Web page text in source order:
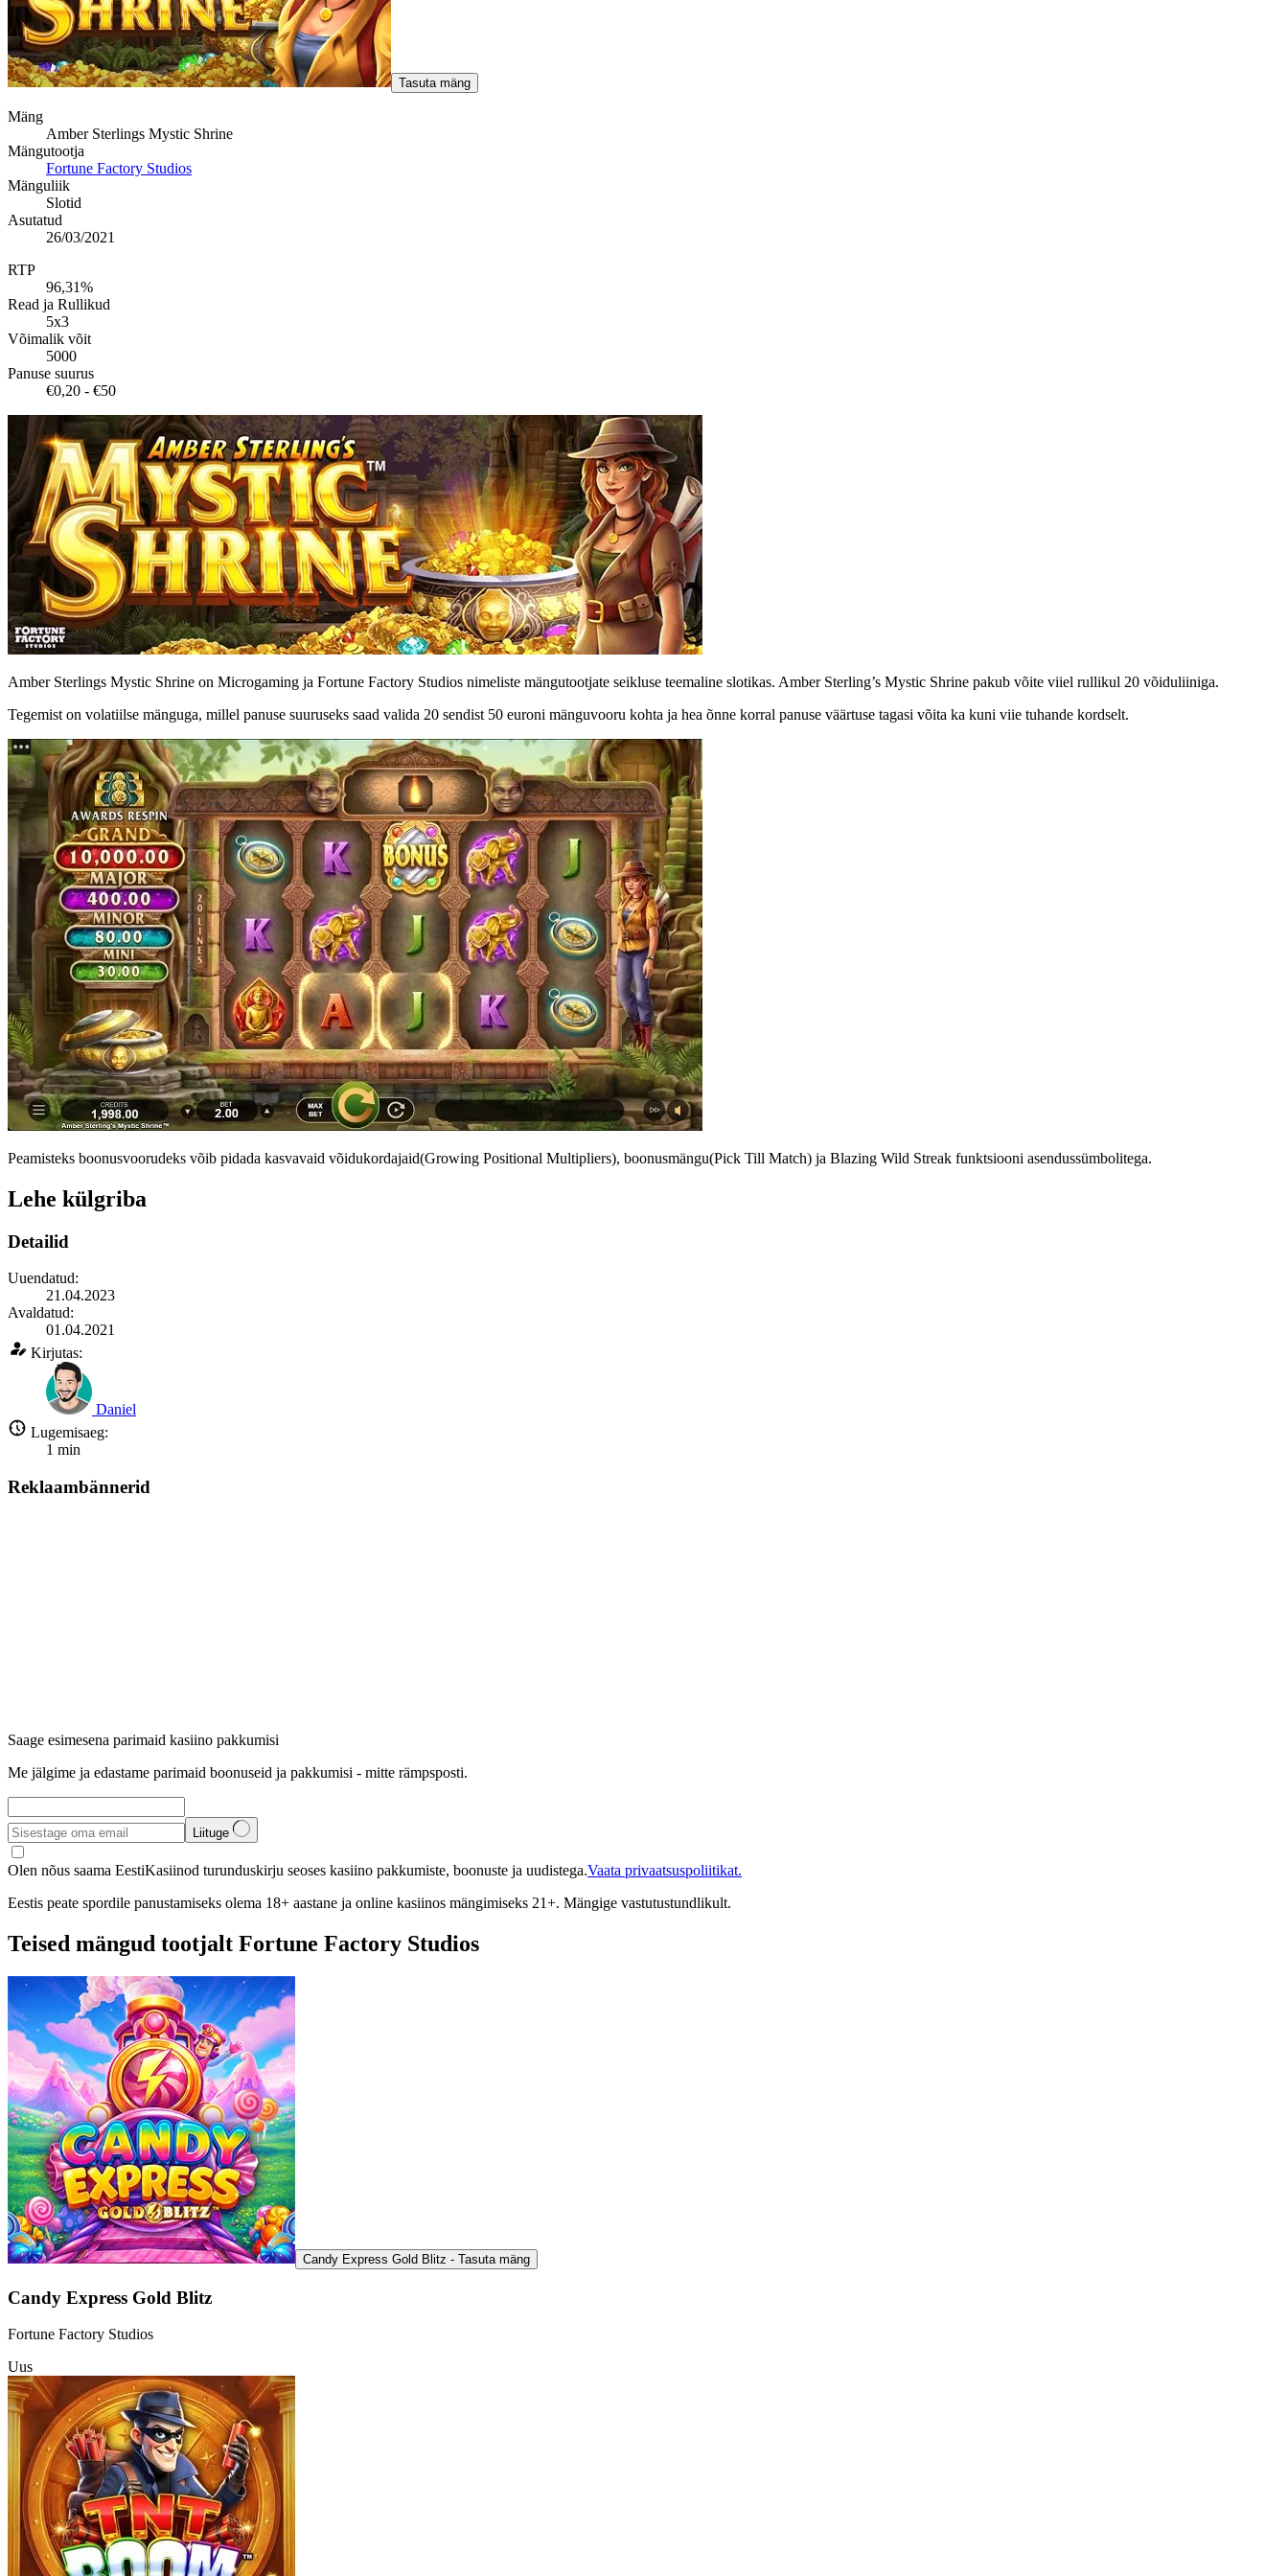
Tasuta mäng
Mäng
Amber Sterlings Mystic Shrine
Mängutootja
Fortune Factory Studios
Mänguliik
Slotid
Asutatud
26/03/2021
RTP
96,31%
Read ja Rullikud
5x3
Võimalik võit
5000
Panuse suurus
€0,20 - €50
Amber Sterlings Mystic Shrine on Microgaming ja Fortune Factory Studios nimeliste mängutootjate seikluse teemaline slotikas. Amber Sterling’s Mystic Shrine pakub võite viiel rullikul 20 võiduliiniga.
Tegemist on volatiilse mänguga, millel panuse suuruseks saad valida 20 sendist 50 euroni mänguvooru kohta ja hea õnne korral panuse väärtuse tagasi võita ka kuni viie tuhande kordselt.
Peamisteks boonusvoorudeks võib pidada kasvavaid võidukordajaid(Growing Positional Multipliers), boonusmängu(Pick Till Match) ja Blazing Wild Streak funktsiooni asendussümbolitega.
Lehe külgriba
Detailid
Uuendatud:
21.04.2023
Avaldatud:
01.04.2021
Kirjutas:
Daniel
Lugemisaeg:
1 min
Reklaambännerid
Saage esimesena parimaid kasiino pakkumisi
Me jälgime ja edastame parimaid boonuseid ja pakkumisi - mitte rämpsposti.
Liituge
Olen nõus saama EestiKasiinod turunduskirju seoses kasiino pakkumiste, boonuste ja uudistega.Vaata privaatsuspoliitikat.
Eestis peate spordile panustamiseks olema 18+ aastane ja online kasiinos mängimiseks 21+. Mängige vastutustundlikult.
Teised mängud tootjalt Fortune Factory Studios
Candy Express Gold Blitz - Tasuta mäng
Candy Express Gold Blitz
Fortune Factory Studios
Uus